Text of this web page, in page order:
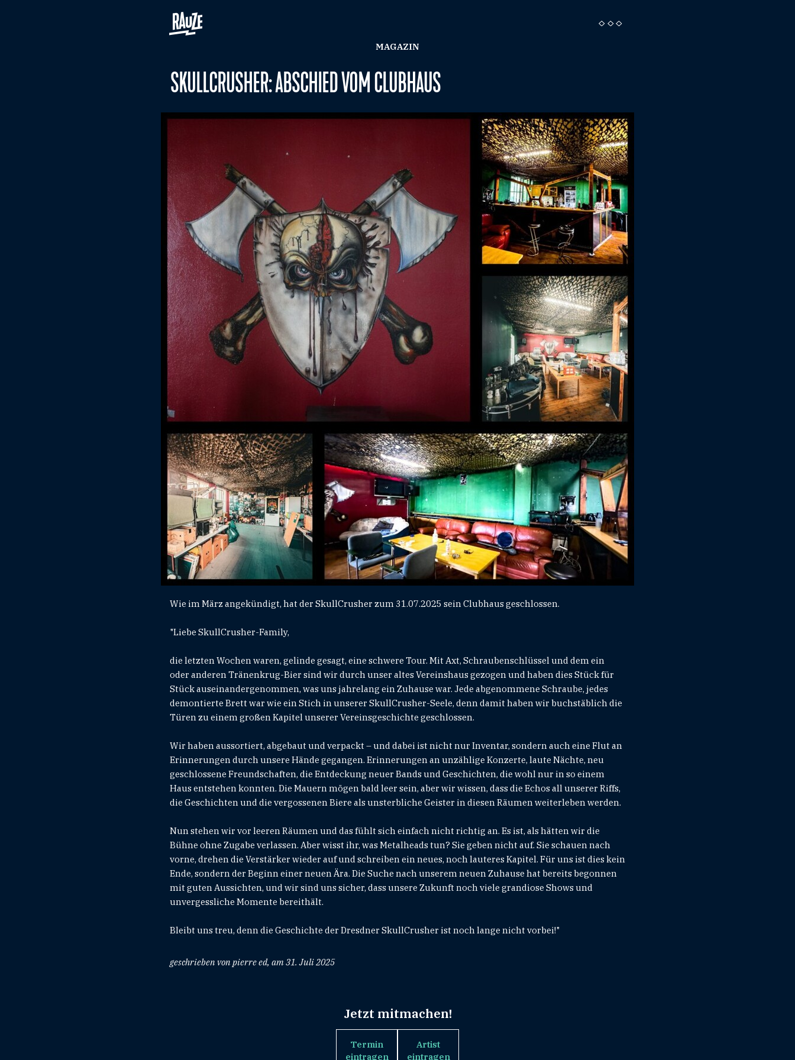
MAGAZIN
SKULLCRUSHER: ABSCHIED VOM CLUBHAUS
Wie im März angekündigt, hat der SkullCrusher zum 31.07.2025 sein Clubhaus geschlossen.
"Liebe SkullCrusher-Family,
die letzten Wochen waren, gelinde gesagt, eine schwere Tour. Mit Axt, Schraubenschlüssel und dem ein
oder anderen Tränenkrug-Bier sind wir durch unser altes Vereinshaus gezogen und haben dies Stück für
Stück auseinandergenommen, was uns jahrelang ein Zuhause war. Jede abgenommene Schraube, jedes
demontierte Brett war wie ein Stich in unserer SkullCrusher-Seele, denn damit haben wir buchstäblich die
Türen zu einem großen Kapitel unserer Vereinsgeschichte geschlossen.
Wir haben aussortiert, abgebaut und verpackt – und dabei ist nicht nur Inventar, sondern auch eine Flut an
Erinnerungen durch unsere Hände gegangen. Erinnerungen an unzählige Konzerte, laute Nächte, neu
geschlossene Freundschaften, die Entdeckung neuer Bands und Geschichten, die wohl nur in so einem
Haus entstehen konnten. Die Mauern mögen bald leer sein, aber wir wissen, dass die Echos all unserer Riffs,
die Geschichten und die vergossenen Biere als unsterbliche Geister in diesen Räumen weiterleben werden.
Nun stehen wir vor leeren Räumen und das fühlt sich einfach nicht richtig an. Es ist, als hätten wir die
Bühne ohne Zugabe verlassen. Aber wisst ihr, was Metalheads tun? Sie geben nicht auf. Sie schauen nach
vorne, drehen die Verstärker wieder auf und schreiben ein neues, noch lauteres Kapitel. Für uns ist dies kein
Ende, sondern der Beginn einer neuen Ära. Die Suche nach unserem neuen Zuhause hat bereits begonnen
mit guten Aussichten, und wir sind uns sicher, dass unsere Zukunft noch viele grandiose Shows und
unvergessliche Momente bereithält.
Bleibt uns treu, denn die Geschichte der Dresdner SkullCrusher ist noch lange nicht vorbei!"
geschrieben von pierre ed, am 31. Juli 2025
Jetzt mitmachen!
Termin
eintragen
Artist
eintragen